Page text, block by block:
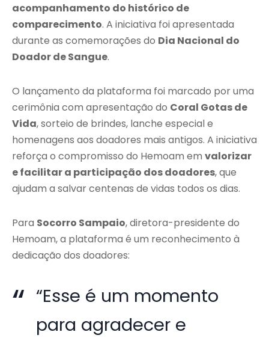
acompanhamento do histórico de
comparecimento. A iniciativa foi apresentada
durante as comemorações do Dia Nacional do
Doador de Sangue.
O lançamento da plataforma foi marcado por uma
cerimônia com apresentação do Coral Gotas de
Vida, sorteio de brindes, lanche especial e
homenagens aos doadores mais antigos. A iniciativa
reforça o compromisso do Hemoam em valorizar
e facilitar a participação dos doadores, que
ajudam a salvar centenas de vidas todos os dias.
Para Socorro Sampaio, diretora-presidente do
Hemoam, a plataforma é um reconhecimento à
dedicação dos doadores:
“Esse é um momento
para agradecer e